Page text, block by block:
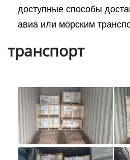
доступные способы
авиа или морским
транспорт